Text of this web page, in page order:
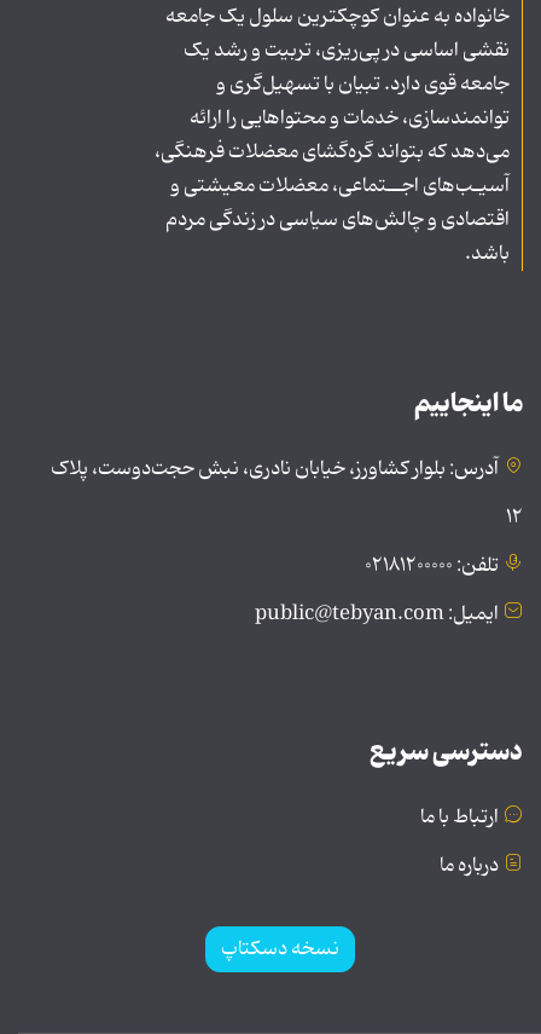
خانواده به عنوان کوچکترین سلول یک جامعه
نقشی اساسی در پی‌ریزی، تربیت و رشد یک
جامعه قوی دارد. تبیان با تسهیل‌گری و
توانمندسازی، خدمات و محتواهایی را ارائه
می‌دهد که بتواند گره‌گشای معضلات فرهنگی،
آسیـب‌های اجــتماعی، معضلات معیشتی و
اقتصادی و چالش‌های سیاسی در زندگی مردم
باشد.
ما اینجاییم
آدرس: بلوار کشاورز، خیابان نادری، نبش حجت‌دوست، پلاک
۱۲
تلفن: ۰۲۱۸۱۲۰۰۰۰۰
ایمیل: public@tebyan.com
دسترسی سریع
ارتباط با ما
درباره ما
نسخه دسکتاپ